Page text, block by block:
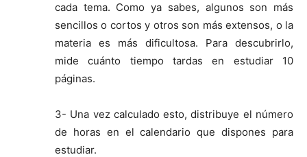
cada tema. Como ya sabes, algunos son más
sencillos o cortos y otros son más extensos, o la
materia es más dificultosa. Para descubrirlo,
mide cuánto tiempo tardas en estudiar 10
páginas.
3- Una vez calculado esto, distribuye el número
de horas en el calendario que dispones para
estudiar.